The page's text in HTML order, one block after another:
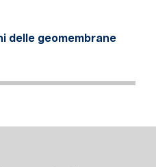
delle geomembrane